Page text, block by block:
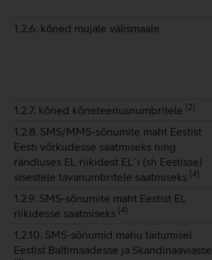
1.2.6. kõned mujale välismaale
1.2.7. kõned kõneteenusnumbritele (2)
1.2.8. SMS/MMS-sõnumite maht Eestist
Eesti võrkudesse saatmiseks ning
rändluses EL riikidest EL´i (sh Eestisse)
sisestele tavanumbritele saatmiseks (4)
1.2.9. SMS-sõnumite maht Eestist EL
riikidesse saatmiseks (4)
1.2.10. SMS-sõnumid mahu täitumisel
Eestist Baltimaadesse ja Skandinaaviasse